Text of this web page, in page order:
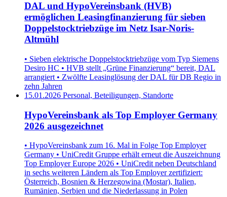
DAL und HypoVereinsbank (HVB)
ermöglichen Leasingfinanzierung für sieben
Doppelstocktriebzüge im Netz Isar-Noris-
Altmühl
• Sieben elektrische Doppelstocktriebzüge vom Typ Siemens
Desiro HC • HVB stellt „Grüne Finanzierung“ bereit, DAL
arrangiert • Zwölfte Leasinglösung der DAL für DB Regio in
zehn Jahren
15.01.2026 Personal, Beteiligungen, Standorte
HypoVereinsbank als Top Employer Germany
2026 ausgezeichnet
• HypoVereinsbank zum 16. Mal in Folge Top Employer
Germany • UniCredit Gruppe erhält erneut die Auszeichnung
Top Employer Europe 2026 • UniCredit neben Deutschland
in sechs weiteren Ländern als Top Employer zertifiziert:
Österreich, Bosnien & Herzegowina (Mostar), Italien,
Rumänien, Serbien und die Niederlassung in Polen